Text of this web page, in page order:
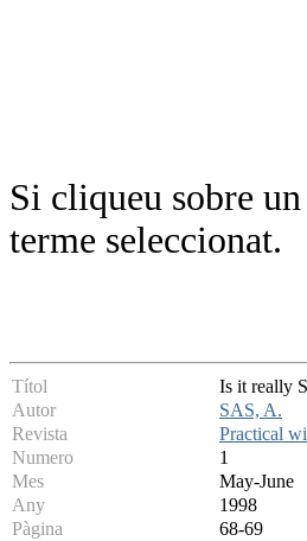
Si cliqueu sobre
terme seleccionat.
Títol
Is it really
Autor
SAS, A.
Revista
Practical
Numero
1
Mes
May-June
Any
1998
Pàgina
68-69